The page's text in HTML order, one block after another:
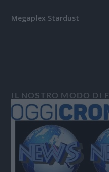
Megaplex Stardust
IL NOSTRO MODO DI